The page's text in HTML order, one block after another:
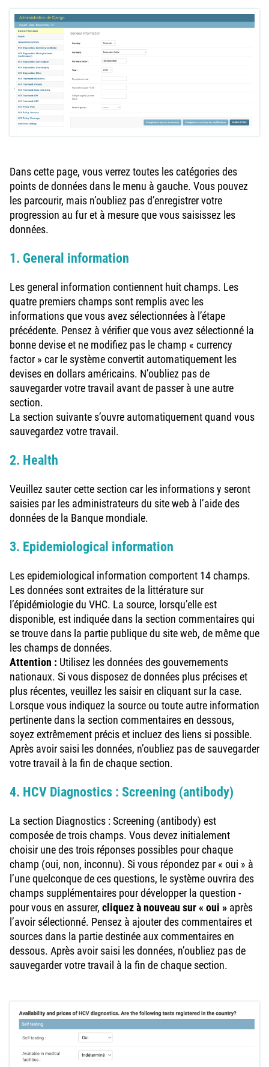
Dans cette page, vous verrez toutes les catégories des
points de données dans le menu à gauche. Vous pouvez
les parcourir, mais n’oubliez pas d’enregistrer votre
progression au fur et à mesure que vous saisissez les
données.
1. General information
Les general information contiennent huit champs. Les
quatre premiers champs sont remplis avec les
informations que vous avez sélectionnées à l’étape
précédente. Pensez à vérifier que vous avez sélectionné la
bonne devise et ne modifiez pas le champ « currency
factor » car le système convertit automatiquement les
devises en dollars américains. N’oubliez pas de
sauvegarder votre travail avant de passer à une autre
section.
La section suivante s’ouvre automatiquement quand vous
sauvegardez votre travail.
2. Health
Veuillez sauter cette section car les informations y seront
saisies par les administrateurs du site web à l’aide des
données de la Banque mondiale.
3. Epidemiological information
Les epidemiological information comportent 14 champs.
Les données sont extraites de la littérature sur
l’épidémiologie du VHC. La source, lorsqu’elle est
disponible, est indiquée dans la section commentaires qui
se trouve dans la partie publique du site web, de même que
les champs de données.
Attention : Utilisez les données des gouvernements
nationaux. Si vous disposez de données plus précises et
plus récentes, veuillez les saisir en cliquant sur la case.
Lorsque vous indiquez la source ou toute autre information
pertinente dans la section commentaires en dessous,
soyez extrêmement précis et incluez des liens si possible.
Après avoir saisi les données, n’oubliez pas de sauvegarder
votre travail à la fin de chaque section.
4. HCV Diagnostics : Screening (antibody)
La section Diagnostics : Screening (antibody) est
composée de trois champs. Vous devez initialement
choisir une des trois réponses possibles pour chaque
champ (oui, non, inconnu). Si vous répondez par « oui » à
l’une quelconque de ces questions, le système ouvrira des
champs supplémentaires pour développer la question -
pour vous en assurer, cliquez à nouveau sur « oui » après
l’avoir sélectionné. Pensez à ajouter des commentaires et
sources dans la partie destinée aux commentaires en
dessous. Après avoir saisi les données, n’oubliez pas de
sauvegarder votre travail à la fin de chaque section.